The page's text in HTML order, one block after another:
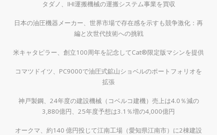
タダノ、IHI運搬機械の運搬システム事業を買収
日本の油圧機器メーカー、世界市場で存在感を示すも競争激化：再
編と次世代技術への挑戦
米キャタピラー、創立100周年を記念してCat®限定版マシンを提供
コマツドイツ、PC9000で油圧式鉱山ショベルのポートフォリオを
拡張
神戸製鋼、24年度の建設機械（コベルコ建機）売上は4.0％減の
3,880億円、25年度予想は3.1％増の4,000億円
オークマ、約140 億円投じて江南工場（愛知県江南市）に2棟建設